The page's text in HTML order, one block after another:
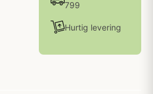
799
Hurtig levering